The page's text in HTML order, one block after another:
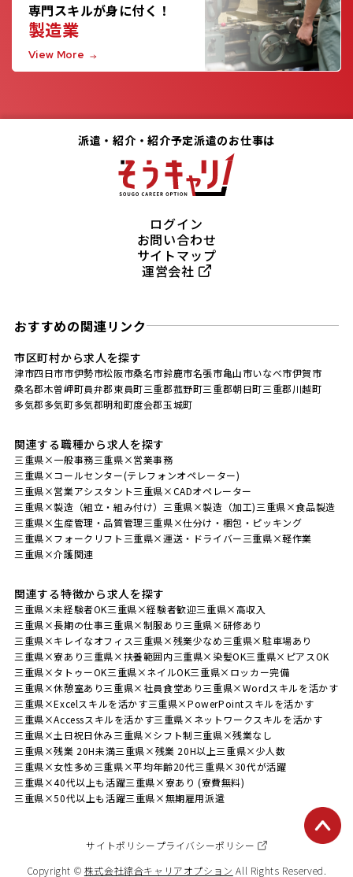
専門スキルが身に付く！
製造業
View More
派遣・紹介・紹介予定派遣のお仕事は
ログイン
お問い合わせ
サイトマップ
運営会社
おすすめの関連リンク
市区町村から求人を探す
津市四日市市伊勢市松阪市桑名市鈴鹿市名張市亀山市いなべ市伊賀市
桑名郡木曽岬町員弁郡東員町三重郡菰野町三重郡朝日町三重郡川越町
多気郡多気町多気郡明和町度会郡玉城町
関連する職種から求人を探す
三重県×一般事務三重県×営業事務
三重県×コールセンター(テレフォンオペレーター)
三重県×営業アシスタント三重県×CADオペレーター
三重県×製造（組立・組み付け） 三重県×製造（加工)三重県×食品製造
三重県×生産管理・品質管理三重県×仕分け・梱包・ピッキング
三重県×フォークリフト 三重県×運送・ドライバー三重県×軽作業
三重県×介護関連
関連する特徴から求人を探す
三重県×未経験者OK三重県×経験者歓迎三重県×高収入
三重県×長期の仕事三重県×制服あり三重県×研修あり
三重県×キレイなオフィス三重県×残業少なめ三重県×駐車場あり
三重県×寮あり三重県×扶養範囲内三重県×染髪OK三重県×ピアスOK
三重県×タトゥーOK三重県×ネイルOK三重県×ロッカー完備
三重県×休憩室あり三重県×社員食堂あり三重県×Wordスキルを活かす
三重県×Excelスキルを活かす三重県×PowerPointスキルを活かす
三重県×Accessスキルを活かす三重県×ネットワークスキルを活かす
三重県×土日祝日休み三重県×シフト制三重県×残業なし
三重県×残業 20H未満三重県×残業 20H以上三重県×少人数
三重県×女性多め三重県×平均年齢20代三重県×30代が活躍
三重県×40代以上も活躍三重県×寮あり (寮費無料)
三重県×50代以上も活躍三重県×無期雇用派遣
サイトポリシープライバシーポリシー
Copyright © 株式会社綜合キャリアオプション All Rights Reserved.